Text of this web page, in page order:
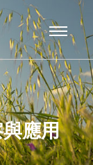
應用